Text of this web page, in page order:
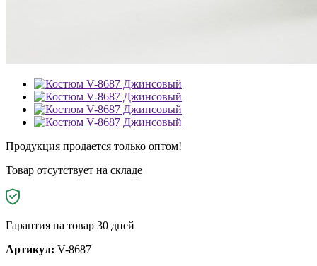
Продукция продается только оптом!
Товар отсутствует на складе
Гарантия на товар 30 дней
Артикул: V-8687